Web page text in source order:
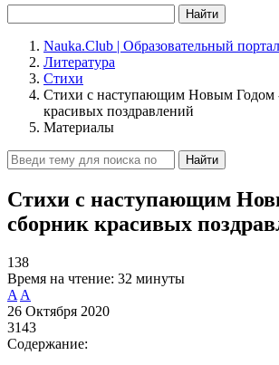
Найти
Nauka.Club | Образовательный портал
Литература
Стихи
Стихи с наступающим Новым Годом
красивых поздравлений
Материалы
Найти
Стихи с наступающим
сборник красивых
138
Время на чтение: 32 минуты
A A
26 Октября 2020
3143
Содержание: